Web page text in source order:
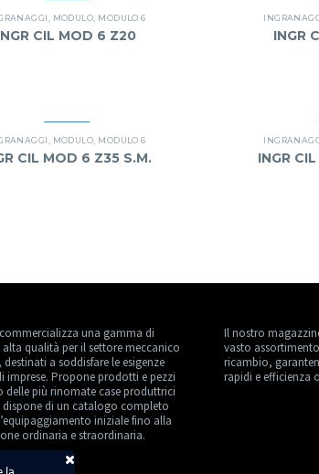
MODULO MODULO 6
CIL MOD 6 Z20 INGR
MODULO MODULO 6
CIL MOD 6 Z35 S.M. INGR
commercializza una gamma di
qualità per il settore meccanico
a soddisfare le esigenze
imprese. Propone prodotti e pezzi
delle più rinomate case produttrici
di un catalogo completo
iniziale fino alla
ordinaria e straordinaria.
Il nostro
vasto
ricambio,
rapidi e efficienza